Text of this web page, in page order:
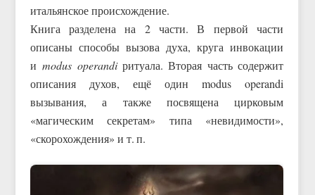
итальянское происхождение.
Книга разделена на 2 части. В первой части
описаны способы вызова духа, круга инвокации
иmodus operandiритуала. Вторая часть содержит
описания духов, ещё один modus operandi
вызывания, а также посвящена цирковым
«магическим секретам» типа «невидимости»,
«скорохождения» и т. п.